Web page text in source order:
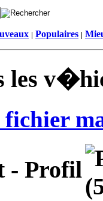
| Populaires |
les
fichier
- Profil